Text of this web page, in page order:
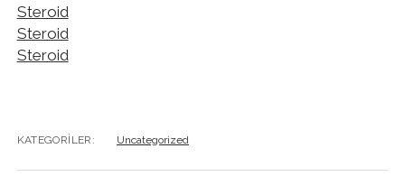
Steroid
Steroid
Steroid
KATEGORILER: Uncategorized